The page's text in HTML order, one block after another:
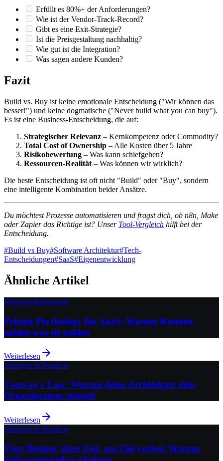
Erfüllt es 80%+ der Anforderungen?
Wie ist der Vendor-Track-Record?
Gibt es eine Exit-Strategie?
Ist die Preisgestaltung nachhaltig?
Wie gut ist die Integration?
Was sagen andere Kunden?
Fazit
Build vs. Buy ist keine emotionale Entscheidung ("Wir können das
besser!") und keine dogmatische ("Never build what you can buy").
Es ist eine Business-Entscheidung, die auf:
Strategischer Relevanz – Kernkompetenz oder Commodity?
Total Cost of Ownership – Alle Kosten über 5 Jahre
Risikobewertung – Was kann schiefgehen?
Ressourcen-Realität – Was können wir wirklich?
Die beste Entscheidung ist oft nicht "Build" oder "Buy", sondern
eine intelligente Kombination beider Ansätze.
Du möchtest Prozesse automatisieren und fragst dich, ob n8n, Make
oder Zapier das Richtige ist? Unser Tool-Vergleich hilft bei der
Entscheidung.
#Build vs Buy#Software Architektur#Tech-
Entscheidungen#SaaS#Eigenentwicklung
Ähnliche Artikel
Strategie & Business
Pricing Psychology für SaaS: Warum Kunden
zahlen was sie zahlen
Weiterlesen
Strategie & Business
Conway's Law: Warum deine Architektur dein
Organigramm spiegelt
Weiterlesen
Strategie & Business
Über Budget, über Zeit, am Ziel vorbei: Warum